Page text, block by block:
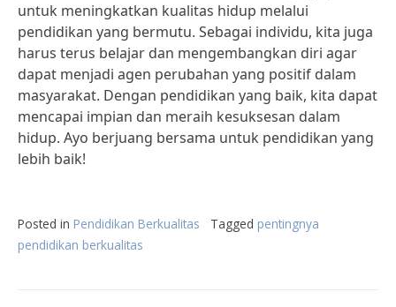
untuk meningkatkan kualitas hidup melalui
pendidikan yang bermutu. Sebagai individu, kita juga
harus terus belajar dan mengembangkan diri agar
dapat menjadi agen perubahan yang positif dalam
masyarakat. Dengan pendidikan yang baik, kita dapat
mencapai impian dan meraih kesuksesan dalam
hidup. Ayo berjuang bersama untuk pendidikan yang
lebih baik!
Posted in Pendidikan Berkualitas Tagged pentingnya
pendidikan berkualitas